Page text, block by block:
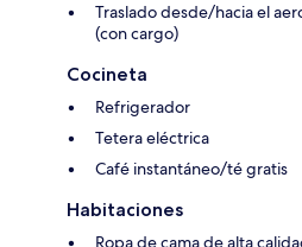
Traslado desde/hacia el
(con cargo)
Cocineta
Refrigerador
Tetera eléctrica
Café instantáneo/té gratis
Habitaciones
Ropa de cama de alta